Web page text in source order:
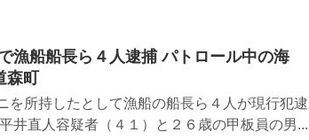
漁船船長ら４人逮捕 パトロール中の海
森町
を所持したとして漁船の船長ら４人が現行犯逮
井直人容疑者（４１）と２６歳の甲板員の男...